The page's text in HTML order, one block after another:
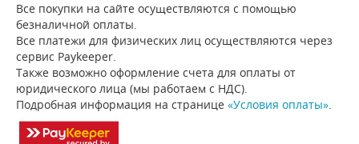
Все покупки на сайте осуществляются с помощью
безналичной оплаты.
Все платежи для физических лиц осуществляются через
сервис Paykeeper.
Также возможно оформление счета для оплаты от
юридического лица (мы работаем с НДС).
Подробная информация на странице «Условия оплаты».